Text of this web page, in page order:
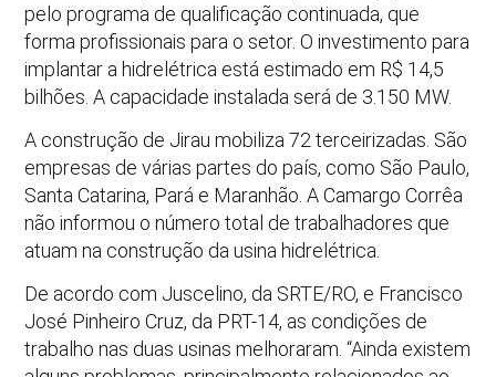
pelo programa de qualificação continuada, que
forma profissionais para o setor. O investimento para
implantar a hidrelétrica está estimado em R$ 14,5
bilhões. A capacidade instalada será de 3.150 MW.
A construção de Jirau mobiliza 72 terceirizadas. São
empresas de várias partes do país, como São Paulo,
Santa Catarina, Pará e Maranhão. A Camargo Corrêa
não informou o número total de trabalhadores que
atuam na construção da usina hidrelétrica.
De acordo com Juscelino, da SRTE/RO, e Francisco
José Pinheiro Cruz, da PRT-14, as condições de
trabalho nas duas usinas melhoraram. “Ainda existem